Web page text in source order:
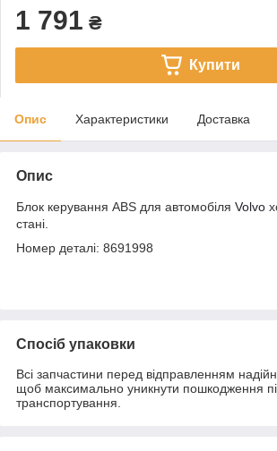
1 791 ₴
Купити
Опис Характеристики Доставка
Опис
Блок керування ABS для автомобіля Volvo
стані.
Номер деталі: 8691998
Спосіб упаковки
Всі запчастини перед відправленням
щоб максимально уникнути пошкодження
транспортування.